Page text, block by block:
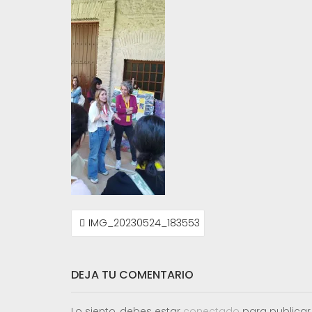
NAVEGACIÓN
DEIMG_20230524_183553
DEJA TU COMENTARIO